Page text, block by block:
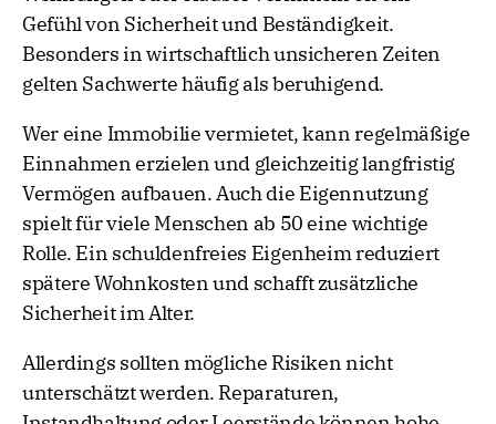
Gefühl von Sicherheit und Beständigkeit.
Besonders in wirtschaftlich unsicheren Zeiten
gelten Sachwerte häufig als beruhigend.
Wer eine Immobilie vermietet, kann regelmäßige
Einnahmen erzielen und gleichzeitig langfristig
Vermögen aufbauen. Auch die Eigennutzung
spielt für viele Menschen ab 50 eine wichtige
Rolle. Ein schuldenfreies Eigenheim reduziert
spätere Wohnkosten und schafft zusätzliche
Sicherheit im Alter.
Allerdings sollten mögliche Risiken nicht
unterschätzt werden. Reparaturen,